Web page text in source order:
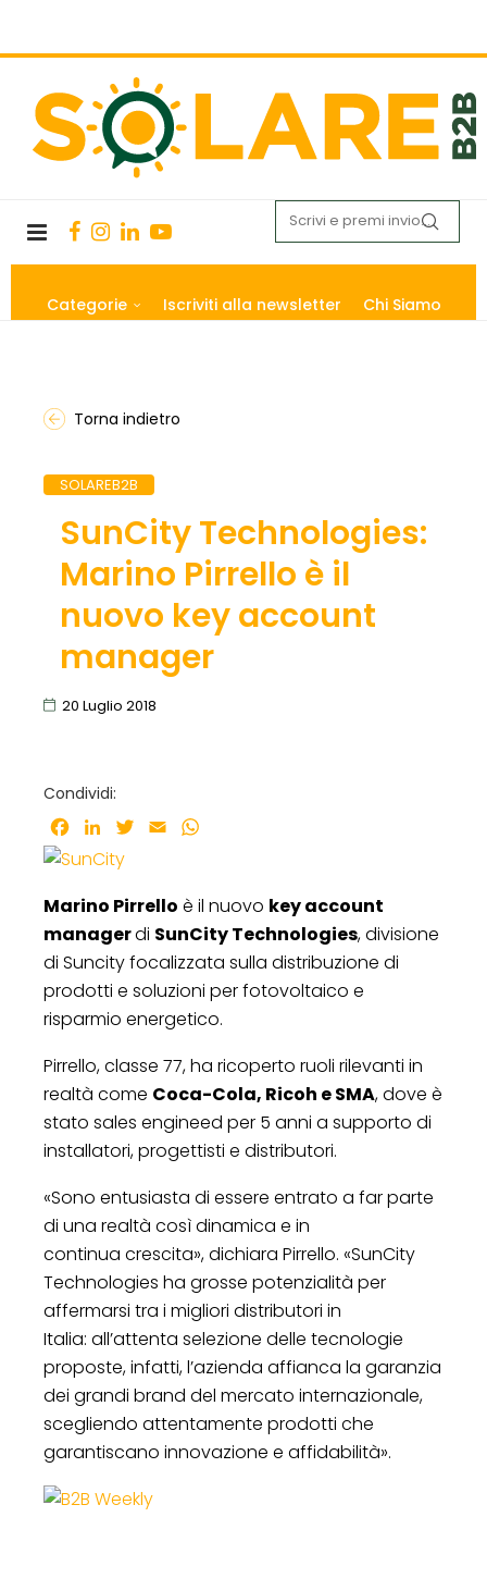
Categorie Iscriviti alla newsletter Chi Siamo
Torna indietro
SOLAREB2B
SunCity Technologies:
Marino Pirrello è il
nuovo key account
manager
20 Luglio 2018
Condividi:
Facebook
LinkedInTwitter
Email
Marino Pirrello è il nuovo key account
managerdi SunCity Technologies, divisione
di Suncity focalizzata sulla distribuzione di
prodotti e soluzioni per fotovoltaico e
risparmio energetico.
Pirrello, classe 77, ha ricoperto ruoli rilevanti in
realtà come Coca-Cola, Ricoh e SMA, dove è
stato sales engineed per 5 anni a supporto di
installatori, progettisti e distributori.
«Sono entusiasta di essere entrato a far parte
di una realtà così dinamica e in
continua crescita», dichiara Pirrello. «SunCity
Technologies ha grosse potenzialità per
affermarsi tra i migliori distributori in
Italia: all’attenta selezione delle tecnologie
proposte, infatti, l’azienda affianca la garanzia
dei grandi brand del mercato internazionale,
scegliendo attentamente prodotti che
garantiscano innovazione e affidabilità».